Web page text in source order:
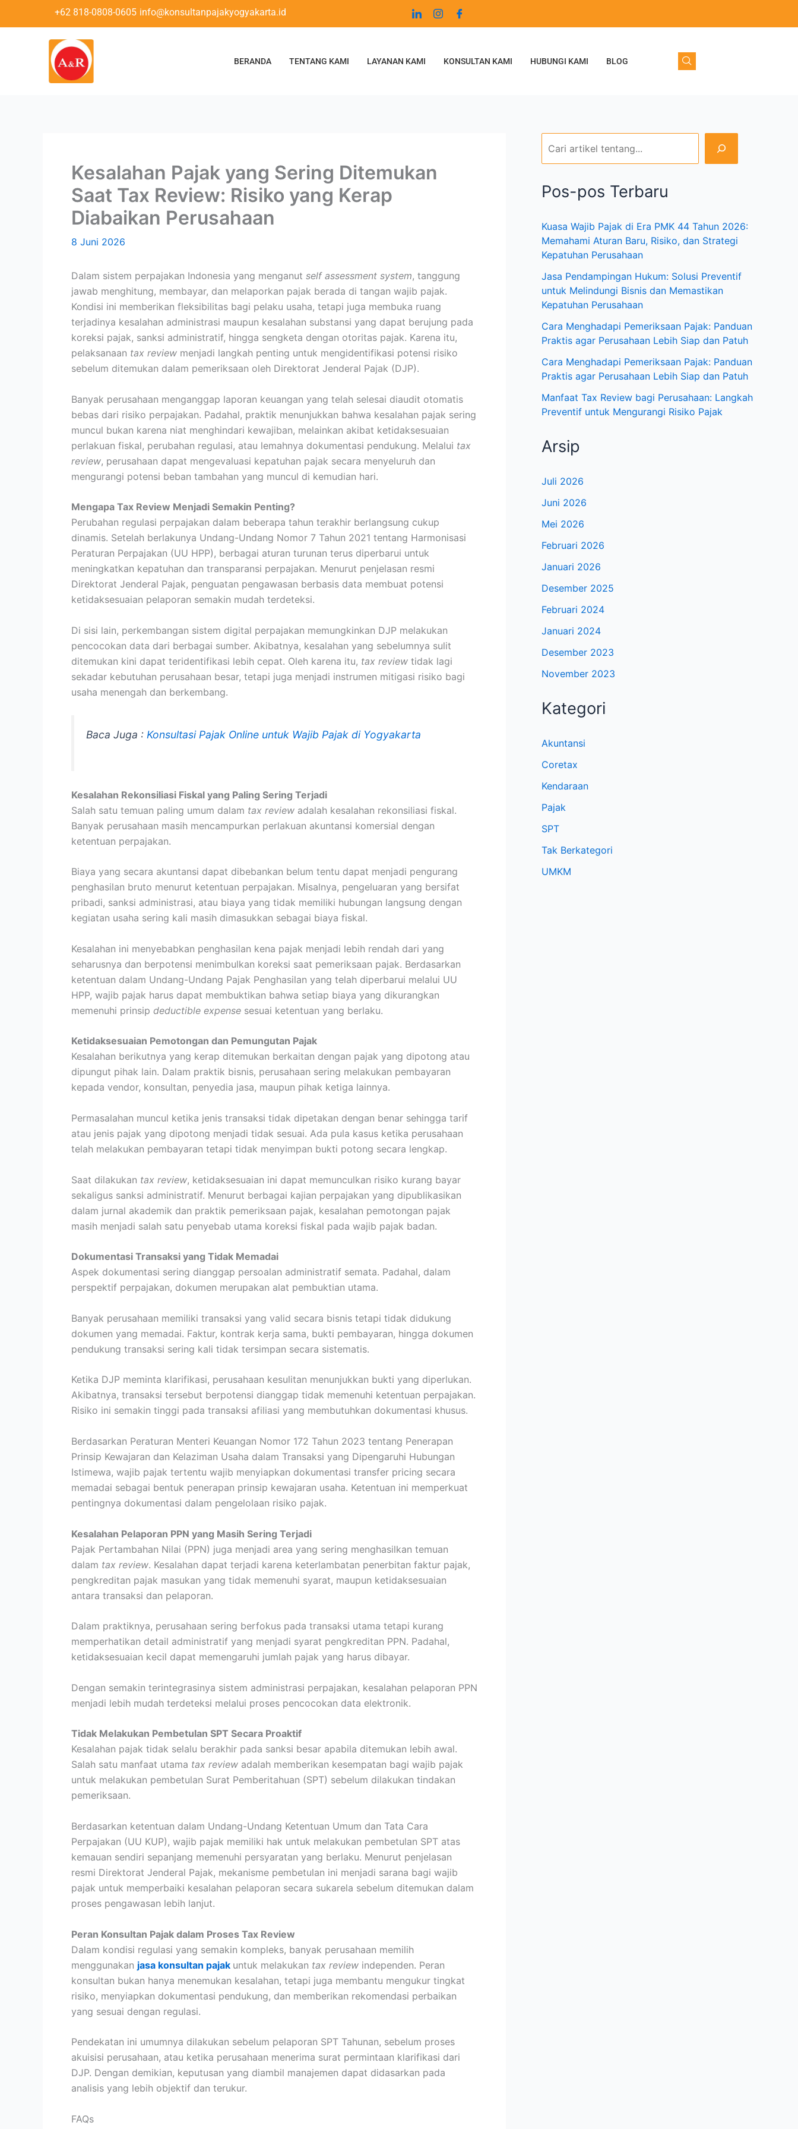
+62 818-0808-0605 info@konsultanpajakyogyakarta.id
BERANDA TENTANG KAMI LAYANAN KAMI KONSULTAN KAMI HUBUNGI KAMI BLOG
Kesalahan Pajak yang Sering Ditemukan
Saat Tax Review: Risiko yang Kerap
Diabaikan Perusahaan
8 Juni 2026
Dalam sistem perpajakan Indonesia yang menganut self assessment system, tanggung
jawab menghitung, membayar, dan melaporkan pajak berada di tangan wajib pajak.
Kondisi ini memberikan fleksibilitas bagi pelaku usaha, tetapi juga membuka ruang
terjadinya kesalahan administrasi maupun kesalahan substansi yang dapat berujung pada
koreksi pajak, sanksi administratif, hingga sengketa dengan otoritas pajak. Karena itu,
pelaksanaan tax review menjadi langkah penting untuk mengidentifikasi potensi risiko
sebelum ditemukan dalam pemeriksaan oleh Direktorat Jenderal Pajak (DJP).
Banyak perusahaan menganggap laporan keuangan yang telah selesai diaudit otomatis
bebas dari risiko perpajakan. Padahal, praktik menunjukkan bahwa kesalahan pajak sering
muncul bukan karena niat menghindari kewajiban, melainkan akibat ketidaksesuaian
perlakuan fiskal, perubahan regulasi, atau lemahnya dokumentasi pendukung. Melalui tax
review, perusahaan dapat mengevaluasi kepatuhan pajak secara menyeluruh dan
mengurangi potensi beban tambahan yang muncul di kemudian hari.
Mengapa Tax Review Menjadi Semakin Penting?
Perubahan regulasi perpajakan dalam beberapa tahun terakhir berlangsung cukup
dinamis. Setelah berlakunya Undang-Undang Nomor 7 Tahun 2021 tentang Harmonisasi
Peraturan Perpajakan (UU HPP), berbagai aturan turunan terus diperbarui untuk
meningkatkan kepatuhan dan transparansi perpajakan. Menurut penjelasan resmi
Direktorat Jenderal Pajak, penguatan pengawasan berbasis data membuat potensi
ketidaksesuaian pelaporan semakin mudah terdeteksi.
Di sisi lain, perkembangan sistem digital perpajakan memungkinkan DJP melakukan
pencocokan data dari berbagai sumber. Akibatnya, kesalahan yang sebelumnya sulit
ditemukan kini dapat teridentifikasi lebih cepat. Oleh karena itu, tax review tidak lagi
sekadar kebutuhan perusahaan besar, tetapi juga menjadi instrumen mitigasi risiko bagi
usaha menengah dan berkembang.
Baca Juga : Konsultasi Pajak Online untuk Wajib Pajak di Yogyakarta
Kesalahan Rekonsiliasi Fiskal yang Paling Sering Terjadi
Salah satu temuan paling umum dalam tax review adalah kesalahan rekonsiliasi fiskal.
Banyak perusahaan masih mencampurkan perlakuan akuntansi komersial dengan
ketentuan perpajakan.
Biaya yang secara akuntansi dapat dibebankan belum tentu dapat menjadi pengurang
penghasilan bruto menurut ketentuan perpajakan. Misalnya, pengeluaran yang bersifat
pribadi, sanksi administrasi, atau biaya yang tidak memiliki hubungan langsung dengan
kegiatan usaha sering kali masih dimasukkan sebagai biaya fiskal.
Kesalahan ini menyebabkan penghasilan kena pajak menjadi lebih rendah dari yang
seharusnya dan berpotensi menimbulkan koreksi saat pemeriksaan pajak. Berdasarkan
ketentuan dalam Undang-Undang Pajak Penghasilan yang telah diperbarui melalui UU
HPP, wajib pajak harus dapat membuktikan bahwa setiap biaya yang dikurangkan
memenuhi prinsip deductible expense sesuai ketentuan yang berlaku.
Ketidaksesuaian Pemotongan dan Pemungutan Pajak
Kesalahan berikutnya yang kerap ditemukan berkaitan dengan pajak yang dipotong atau
dipungut pihak lain. Dalam praktik bisnis, perusahaan sering melakukan pembayaran
kepada vendor, konsultan, penyedia jasa, maupun pihak ketiga lainnya.
Permasalahan muncul ketika jenis transaksi tidak dipetakan dengan benar sehingga tarif
atau jenis pajak yang dipotong menjadi tidak sesuai. Ada pula kasus ketika perusahaan
telah melakukan pembayaran tetapi tidak menyimpan bukti potong secara lengkap.
Saat dilakukan tax review, ketidaksesuaian ini dapat memunculkan risiko kurang bayar
sekaligus sanksi administratif. Menurut berbagai kajian perpajakan yang dipublikasikan
dalam jurnal akademik dan praktik pemeriksaan pajak, kesalahan pemotongan pajak
masih menjadi salah satu penyebab utama koreksi fiskal pada wajib pajak badan.
Dokumentasi Transaksi yang Tidak Memadai
Aspek dokumentasi sering dianggap persoalan administratif semata. Padahal, dalam
perspektif perpajakan, dokumen merupakan alat pembuktian utama.
Banyak perusahaan memiliki transaksi yang valid secara bisnis tetapi tidak didukung
dokumen yang memadai. Faktur, kontrak kerja sama, bukti pembayaran, hingga dokumen
pendukung transaksi sering kali tidak tersimpan secara sistematis.
Ketika DJP meminta klarifikasi, perusahaan kesulitan menunjukkan bukti yang diperlukan.
Akibatnya, transaksi tersebut berpotensi dianggap tidak memenuhi ketentuan perpajakan.
Risiko ini semakin tinggi pada transaksi afiliasi yang membutuhkan dokumentasi khusus.
Berdasarkan Peraturan Menteri Keuangan Nomor 172 Tahun 2023 tentang Penerapan
Prinsip Kewajaran dan Kelaziman Usaha dalam Transaksi yang Dipengaruhi Hubungan
Istimewa, wajib pajak tertentu wajib menyiapkan dokumentasi transfer pricing secara
memadai sebagai bentuk penerapan prinsip kewajaran usaha. Ketentuan ini memperkuat
pentingnya dokumentasi dalam pengelolaan risiko pajak.
Kesalahan Pelaporan PPN yang Masih Sering Terjadi
Pajak Pertambahan Nilai (PPN) juga menjadi area yang sering menghasilkan temuan
dalam tax review. Kesalahan dapat terjadi karena keterlambatan penerbitan faktur pajak,
pengkreditan pajak masukan yang tidak memenuhi syarat, maupun ketidaksesuaian
antara transaksi dan pelaporan.
Dalam praktiknya, perusahaan sering berfokus pada transaksi utama tetapi kurang
memperhatikan detail administratif yang menjadi syarat pengkreditan PPN. Padahal,
ketidaksesuaian kecil dapat memengaruhi jumlah pajak yang harus dibayar.
Dengan semakin terintegrasinya sistem administrasi perpajakan, kesalahan pelaporan PPN
menjadi lebih mudah terdeteksi melalui proses pencocokan data elektronik.
Tidak Melakukan Pembetulan SPT Secara Proaktif
Kesalahan pajak tidak selalu berakhir pada sanksi besar apabila ditemukan lebih awal.
Salah satu manfaat utama tax review adalah memberikan kesempatan bagi wajib pajak
untuk melakukan pembetulan Surat Pemberitahuan (SPT) sebelum dilakukan tindakan
pemeriksaan.
Berdasarkan ketentuan dalam Undang-Undang Ketentuan Umum dan Tata Cara
Perpajakan (UU KUP), wajib pajak memiliki hak untuk melakukan pembetulan SPT atas
kemauan sendiri sepanjang memenuhi persyaratan yang berlaku. Menurut penjelasan
resmi Direktorat Jenderal Pajak, mekanisme pembetulan ini menjadi sarana bagi wajib
pajak untuk memperbaiki kesalahan pelaporan secara sukarela sebelum ditemukan dalam
proses pengawasan lebih lanjut.
Peran Konsultan Pajak dalam Proses Tax Review
Dalam kondisi regulasi yang semakin kompleks, banyak perusahaan memilih
menggunakan jasa konsultan pajak untuk melakukan tax review independen. Peran
konsultan bukan hanya menemukan kesalahan, tetapi juga membantu mengukur tingkat
risiko, menyiapkan dokumentasi pendukung, dan memberikan rekomendasi perbaikan
yang sesuai dengan regulasi.
Pendekatan ini umumnya dilakukan sebelum pelaporan SPT Tahunan, sebelum proses
akuisisi perusahaan, atau ketika perusahaan menerima surat permintaan klarifikasi dari
DJP. Dengan demikian, keputusan yang diambil manajemen dapat didasarkan pada
analisis yang lebih objektif dan terukur.
FAQs
a
i
Pos-pos Terbaru
Kuasa Wajib Pajak di Era PMK 44 Tahun 2026:
Memahami Aturan Baru, Risiko, dan Strategi
Kepatuhan Perusahaan
Jasa Pendampingan Hukum: Solusi Preventif
untuk Melindungi Bisnis dan Memastikan
Kepatuhan Perusahaan
Cara Menghadapi Pemeriksaan Pajak: Panduan
Praktis agar Perusahaan Lebih Siap dan Patuh
Cara Menghadapi Pemeriksaan Pajak: Panduan
Praktis agar Perusahaan Lebih Siap dan Patuh
Manfaat Tax Review bagi Perusahaan: Langkah
Preventif untuk Mengurangi Risiko Pajak
Arsip
Juli 2026
Juni 2026
Mei 2026
Februari 2026
Januari 2026
Desember 2025
Februari 2024
Januari 2024
Desember 2023
November 2023
Kategori
Akuntansi
Coretax
Kendaraan
Pajak
SPT
Tak Berkategori
UMKM